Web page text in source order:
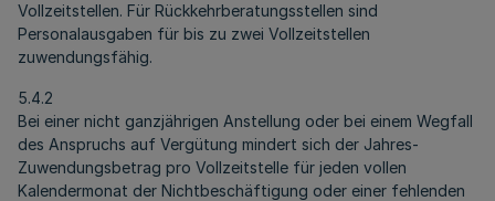
Vollzeitstellen. Für Rückkehrberatungsstellen sind
Personalausgaben für bis zu zwei Vollzeitstellen
zuwendungsfähig.
5.4.2
Bei einer nicht ganzjährigen Anstellung oder bei einem Wegfall
des Anspruchs auf Vergütung mindert sich der Jahres-
Zuwendungsbetrag pro Vollzeitstelle für jeden vollen
Kalendermonat der Nichtbeschäftigung oder einer fehlenden